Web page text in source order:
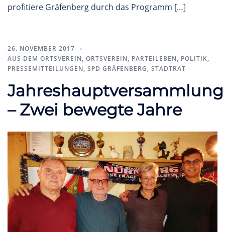
profitiere Gräfenberg durch das Programm […]
26. NOVEMBER 2017
AUS DEM ORTSVEREIN, ORTSVEREIN, PARTEILEBEN, POLITIK,
PRESSEMITTEILUNGEN, SPD GRÄFENBERG, STADTRAT
Jahreshauptversammlung
– Zwei bewegte Jahre